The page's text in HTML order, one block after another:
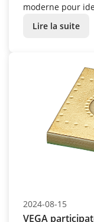
moderne pour
installations
Lire la suite
2024-08-15
VEGA